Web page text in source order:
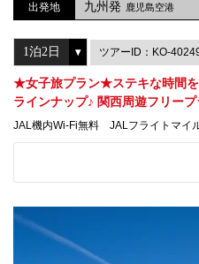
出発地 九州発 鹿児島空港
ツアーID：KO-
★女子旅プラン★ステキな時間
ラインナップ♪ 関西周遊フリー
JAL機内Wi-Fi無料 JALフライトマイ